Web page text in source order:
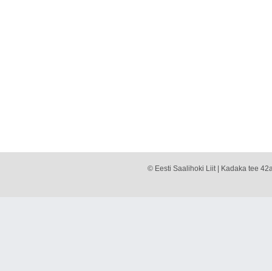
© Eesti Saalihoki Liit | Kadaka tee